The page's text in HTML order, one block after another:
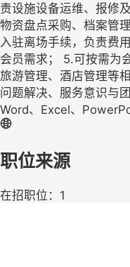
责设施设备运维、报修
物资盘点采购、档案管
入驻离场手续，负责费
会员需求； 5.可按需为
旅游管理、酒店管理等
问题解决、服务意识与
Word、Excel、
职位来源
在招职位：1